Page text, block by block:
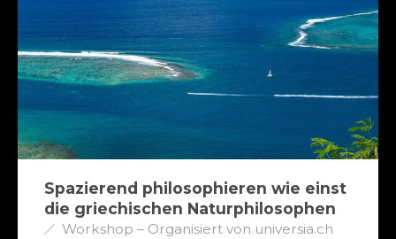
Spazierend philosophieren wie einst
die griechischen Naturphilosophen
Workshop – Organisiert von universia.ch